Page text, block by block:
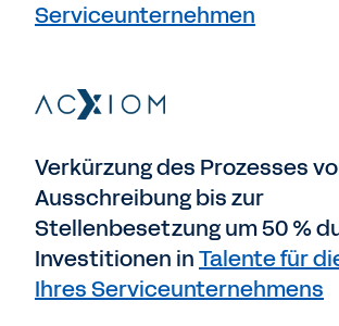
Serviceunternehmen
Verkürzung des Prozesses
Ausschreibung bis zur
Stellenbesetzung um 50 %
Investitionen inTalente für
Ihres Serviceunternehmens